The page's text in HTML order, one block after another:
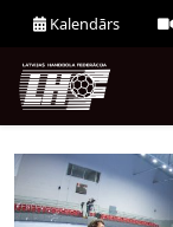
Kalendārs